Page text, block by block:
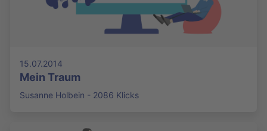
15.07.2014
Mein Traum
Susanne Holbein - 2086 Klicks